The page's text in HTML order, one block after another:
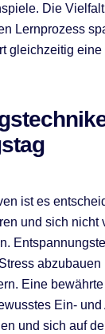
Die
Lernprozess
gleichzeitig
ist es
und sich nicht
abzubauen
Eine
Ein- und
und sich auf